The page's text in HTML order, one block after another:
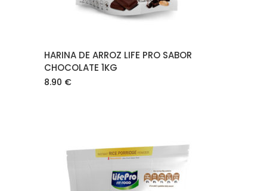
HARINA DE ARROZ LIFE PRO SABOR
CHOCOLATE 1KG
8.90 €